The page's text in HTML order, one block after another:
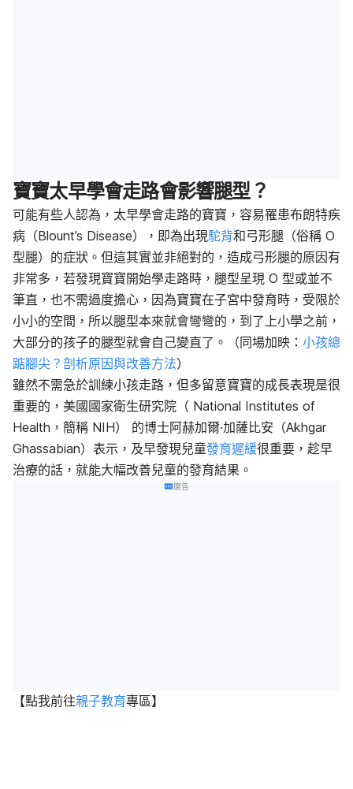
寶寶太早學會走路會影響腿型？
可能有些人認為，太早學會走路的寶寶，容易罹患布朗特疾
病（Blount’s Disease），即為出現駝背和弓形腿（俗稱 O
型腿）的症狀。但這其實並非絕對的，造成弓形腿的原因有
非常多，若發現寶寶開始學走路時，腿型呈現 O 型或並不
筆直，也不需過度擔心，因為寶寶在子宮中發育時，受限於
小小的空間，所以腿型本來就會彎彎的，到了上小學之前，
大部分的孩子的腿型就會自己變直了。（同場加映： 小孩總
踮腳尖？剖析原因與改善方法）
雖然不需急於訓練小孩走路，但多留意寶寶的成長表現是很
重要的，美國國家衛生研究院（ National Institutes of
Health，簡稱 NIH） 的博士阿赫加爾·加薩比安（Akhgar
Ghassabian）表示，及早發現兒童發育遲緩很重要，趁早
治療的話，就能大幅改善兒童的發育結果。
廣告
【點我前往親子教育專區】